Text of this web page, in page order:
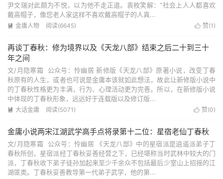
尹文瑞对此颇为不悦，以为他不走正道。袁枚笑解：“社会上人人都喜欢
戴高帽子，像您老人家这样不喜欢戴高帽子的人真...
 赞(1 )
 金庸人物 阅读(6645)
再谈丁春秋：修为境界以及《天龙八部》结束之后二十到三十
年之间
文/月隐寒霜 公众号：怜幽居 新修版《天龙八部》原著小说，改变丁春
秋原有的人生，或者也可说是金庸本该就如此想法，故此让新修版小说中
的丁春秋性格更为丰满，行为、心理活动更为完善。所以，在新修版小说
中体现的丁春秋形象，远远好于连载版以及修订版...
 赞(0)
 大话金庸 阅读(5071)
金庸小说两宋江湖武学高手点将录第十二位：星宿老仙丁春秋
文/月隐寒霜 公众号：怜幽居 《天龙八部》中的星宿派是逍遥派弟子丁
春秋所创，星宿派经丁春秋妥善经营之下，已经堪称当时武林中较大的门
派，丁春秋收下弟子徒孙加起来至少千余众不包括最后少室山上招摇的江
湖匪类。丁春秋妥善教导第一代弟子武学，他的第...